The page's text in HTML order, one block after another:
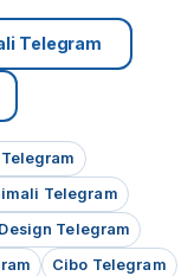
Telegram
Telegram
Telegram
Cibo Telegram